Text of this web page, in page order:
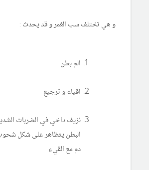
و هي تختلف سب الغمر و قد يحدث :
الم بطن
اقياء و ترجيع
نزيف داخي في الضربات
البطن يتظاهر على شكل
دم مع القيء